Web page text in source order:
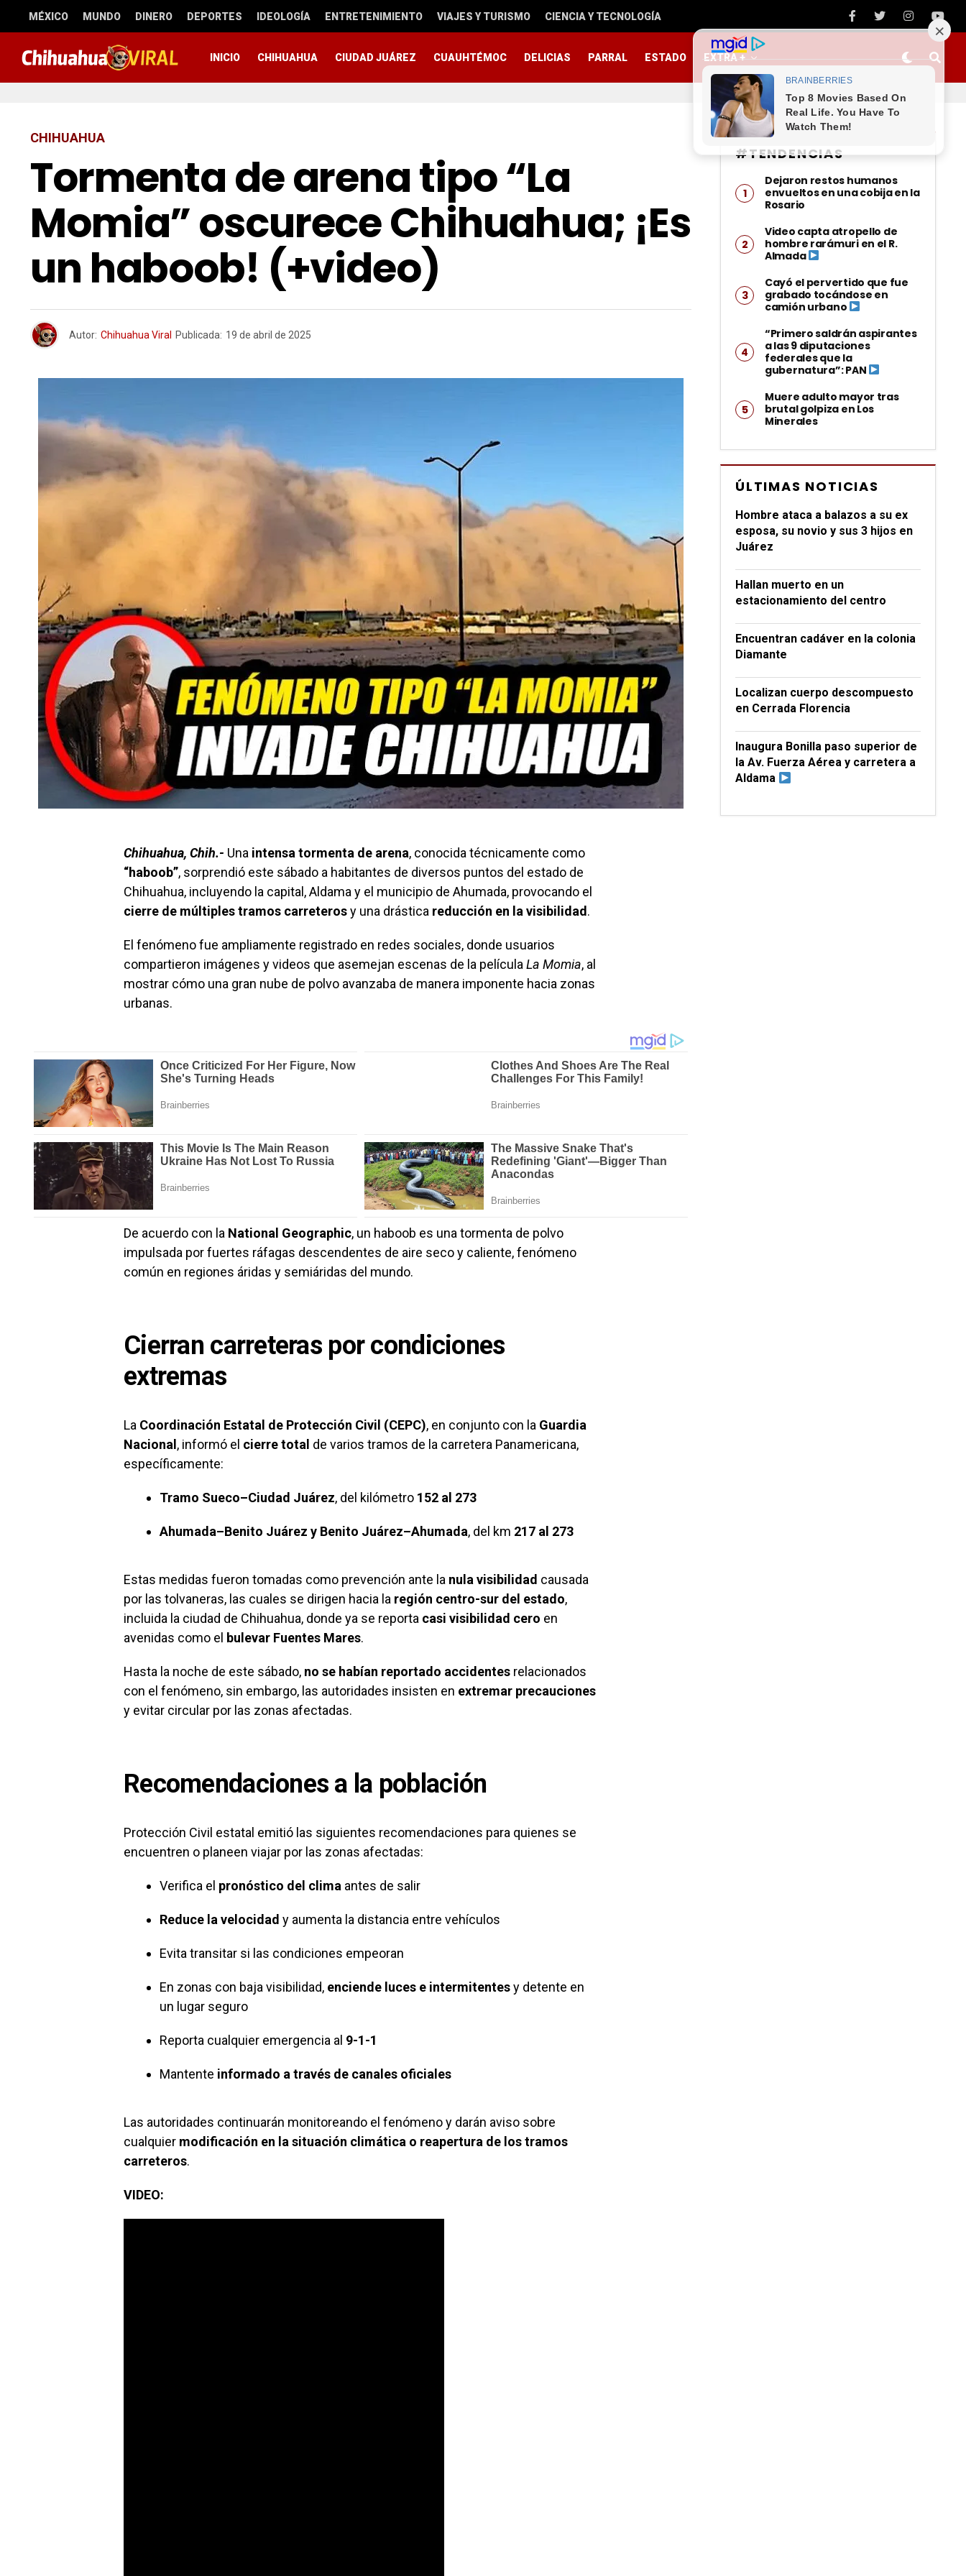
MÉXICO MUNDO DINERO DEPORTES IDEOLOGÍA ENTRETENIMIENTO VIAJES Y TURISMO CIENCIA Y TECNOLOGÍA
INICIO CHIHUAHUA CIUDAD JUÁREZ CUAUHTÉMOC DELICIAS PARRAL ESTADO EXTRA +
CHIHUAHUA
Tormenta de arena tipo “La
Momia” oscurece Chihuahua; ¡Es
un haboob! (+video)
Autor: Chihuahua Viral Publicada: 19 de abril de 2025
Chihuahua, Chih.- Una intensa tormenta de arena, conocida técnicamente como
“haboob”, sorprendió este sábado a habitantes de diversos puntos del estado de
Chihuahua, incluyendo la capital, Aldama y el municipio de Ahumada, provocando el
cierre de múltiples tramos carreterosy una drástica reducción en la visibilidad .
El fenómeno fue ampliamente registrado en redes sociales, donde usuarios
compartieron imágenes y videos que asemejan escenas de la película La Momia, al
mostrar cómo una gran nube de polvo avanzaba de manera imponente hacia zonas
urbanas.
De acuerdo con la National Geographic, un haboob es una tormenta de polvo
impulsada por fuertes ráfagas descendentes de aire seco y caliente, fenómeno
común en regiones áridas y semiáridas del mundo.
Cierran carreteras por condiciones
extremas
La Coordinación Estatal de Protección Civil (CEPC), en conjunto con la Guardia
Nacional, informó el cierre total de varios tramos de la carretera Panamericana,
específicamente:
Tramo Sueco–Ciudad Juárez, del kilómetro 152 al 273
Ahumada–Benito Juárez y Benito Juárez–Ahumada, del km 217 al 273
Estas medidas fueron tomadas como prevención ante la nula visibilidad causada
por las tolvaneras, las cuales se dirigen hacia la región centro-sur del estado,
incluida la ciudad de Chihuahua, donde ya se reporta casi visibilidad cero en
avenidas como el bulevar Fuentes Mares.
Hasta la noche de este sábado, no se habían reportado accidentes relacionados
con el fenómeno, sin embargo, las autoridades insisten en extremar precauciones
y evitar circular por las zonas afectadas.
Recomendaciones a la población
Protección Civil estatal emitió las siguientes recomendaciones para quienes se
encuentren o planeen viajar por las zonas afectadas:
Verifica el pronóstico del clima antes de salir
Reduce la velocidad y aumenta la distancia entre vehículos
Evita transitar si las condiciones empeoran
En zonas con baja visibilidad, enciende luces e intermitentesy detente en
un lugar seguro
Reporta cualquier emergencia al 9-1-1
Mantente informado a través de canales oficiales
Las autoridades continuarán monitoreando el fenómeno y darán aviso sobre
cualquier modificación en la situación climática o reapertura de los tramos
carreteros.
VIDEO:
#TENDENCIAS
Dejaron restos humanos
envueltos en una cobija en la
Rosario
Video capta atropello de
hombre rarámuri en el R.
Almada
Cayó el pervertido que fue
grabado tocándose en
camión urbano
“Primero saldrán aspirantes
a las 9 diputaciones
federales que la
gubernatura”: PAN
Muere adulto mayor tras
brutal golpiza en Los
Minerales
ÚLTIMAS NOTICIAS
Hombre ataca a balazos a su ex
esposa, su novio y sus 3 hijos en
Juárez
Hallan muerto en un
estacionamiento del centro
Encuentran cadáver en la colonia
Diamante
Localizan cuerpo descompuesto
en Cerrada Florencia
Inaugura Bonilla paso superior de
la Av. Fuerza Aérea y carretera a
Aldama